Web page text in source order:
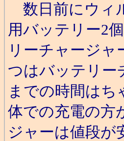
数日前にウィ
用バッテリー2
リーチャージャ
つはバッテリー
までの時間はち
体での充電の方
ジャーは値段が